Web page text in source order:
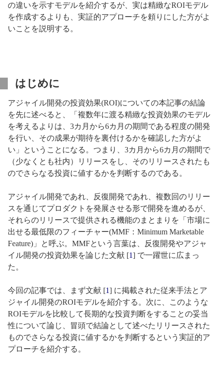
の違いを示すモデルを紹介するが、実は精緻なROIモデル
を作成するよりも、実証的アプローチを頼りにした方がよ
いことを説明する。
はじめに
アジャイル開発の投資効果(ROI)についての本記事の結論
を先に述べると、「複数年に渡る精緻な投資効果のモデル
を考えるよりは、3カ月から6カ月の期間である程度の開発
を行い、その成果が期待を裏付けるかを確認した方がよ
い」ということになる。つまり、3カ月から6カ月の期間で
（少なくとも社内）リリースをし、そのリリースされたも
のでさらなる投資に値するかを判断するのである。
アジャイル開発であれ、反復開発であれ、複数回のリリー
スを通じてプロダクトを発展させる形で開発を進めるが、
それらのリリースで提供される機能のまとまりを「市場に
出せる最低限のフィーチャー(MMF：Minimum Marketable
Feature)」と呼ぶ。MMFという言葉は、反復開発やアジャ
イル開発の投資効果を論じた文献 [1] で一躍世に広まっ
た。
今回の記事では、まず文献 [1] に掲載された従来手法とア
ジャイル開発のROIモデルを紹介する。次に、このような
ROIモデルを比較して長期的な投資判断をすることの妥当
性について論じ、冒頭で結論として述べたリリースされた
ものでさらなる投資に値するかを判断するという実証的ア
プローチを紹介する。